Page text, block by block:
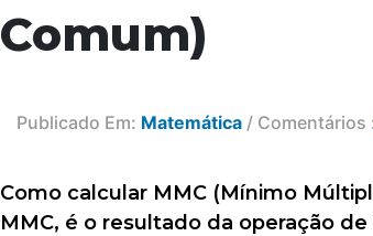
Comum)
Publicado Em: Matemática / Comentários
Como calcular MMC (Mínimo
MMC, é o resultado da operação